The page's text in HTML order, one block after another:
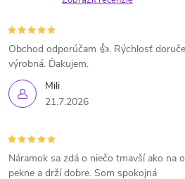
Mili
21.7.2026
Obchod odporúčam 👍. Rýchlosť
výrobná. Ďakujem.
Náramok sa zdá o niečo tmavší ako na
pekne a drží dobre. Som spokojná